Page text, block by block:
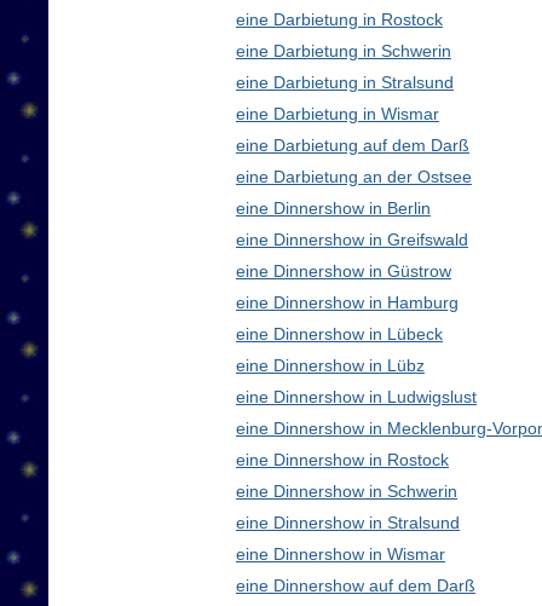
eine Darbietung in Rostock
eine Darbietung in Schwerin
eine Darbietung in Stralsund
eine Darbietung in Wismar
eine Darbietung auf dem Darß
eine Darbietung an der Ostsee
eine Dinnershow in Berlin
eine Dinnershow in Greifswald
eine Dinnershow in Güstrow
eine Dinnershow in Hamburg
eine Dinnershow in Lübeck
eine Dinnershow in Lübz
eine Dinnershow in Ludwigslust
eine Dinnershow in Mecklenburg-
eine Dinnershow in Rostock
eine Dinnershow in Schwerin
eine Dinnershow in Stralsund
eine Dinnershow in Wismar
eine Dinnershow auf dem Darß